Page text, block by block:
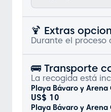
🍹 Extras
Durante el proceso
🚌 Transporte
La recogida está
Playa Bávaro y
US$ 10
Playa Bávaro y